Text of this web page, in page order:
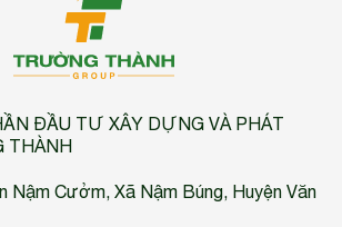
ĐẦU TƯ XÂY DỰNG VÀ PHÁT
THÀNH
Nậm Cưởm, Xã Nậm Búng, Huyện Văn